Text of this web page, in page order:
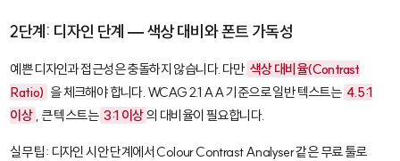
2단계: 디자인 단계 — 색상 대비와 폰트 가독성
예쁜 디자인과 접근성은 충돌하지 않습니다. 다만 색상 대비율(Contrast
Ratio) 을 체크해야 합니다. WCAG 2.1 AA 기준으로 일반 텍스트는 4.5:1
이상 , 큰 텍스트는 3:1 이상의 대비율이 필요합니다.
실무 팁: 디자인 시안 단계에서Colour Contrast Analyser같은 무료 툴로